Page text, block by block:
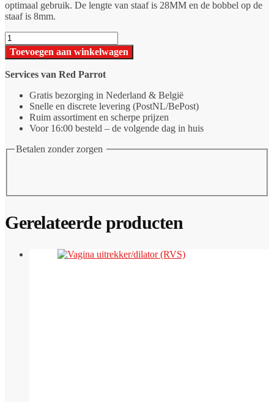
optimaal gebruik. De lengte van staaf is 28MM en de bobbel op de
staaf is 8mm.
Spermastopper
Penisplug
28MM
dilator
aantal
Toevoegen aan winkelwagen
Services van Red Parrot
Gratis bezorging in Nederland & België
Snelle en discrete levering (PostNL/BePost)
Ruim assortiment en scherpe prijzen
Voor 16:00 besteld – de volgende dag in huis
Betalen zonder zorgen
Gerelateerde producten